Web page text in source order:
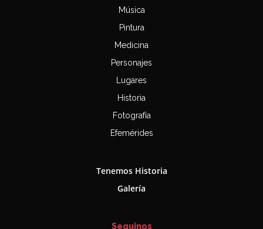
Música
Pintura
Medicina
Personajes
Lugares
Historia
Fotografía
Efemérides
Tenemos Historia
Galería
Seguinos